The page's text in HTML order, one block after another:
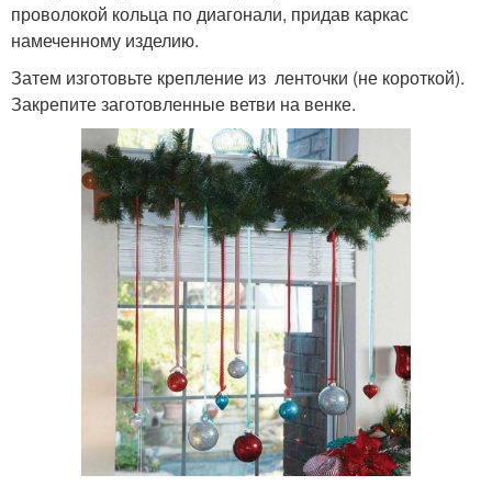
проволокой кольца по диагонали, придав каркас
намеченному изделию.
Затем изготовьте крепление из ленточки (не короткой).
Закрепите заготовленные ветви на венке.